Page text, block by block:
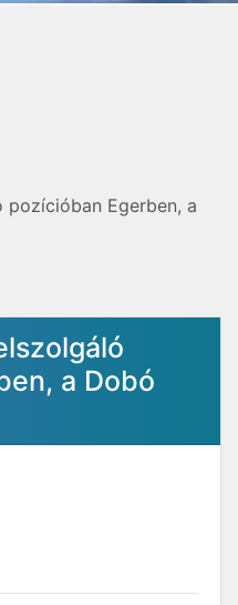
Egerben, a
a Dobó